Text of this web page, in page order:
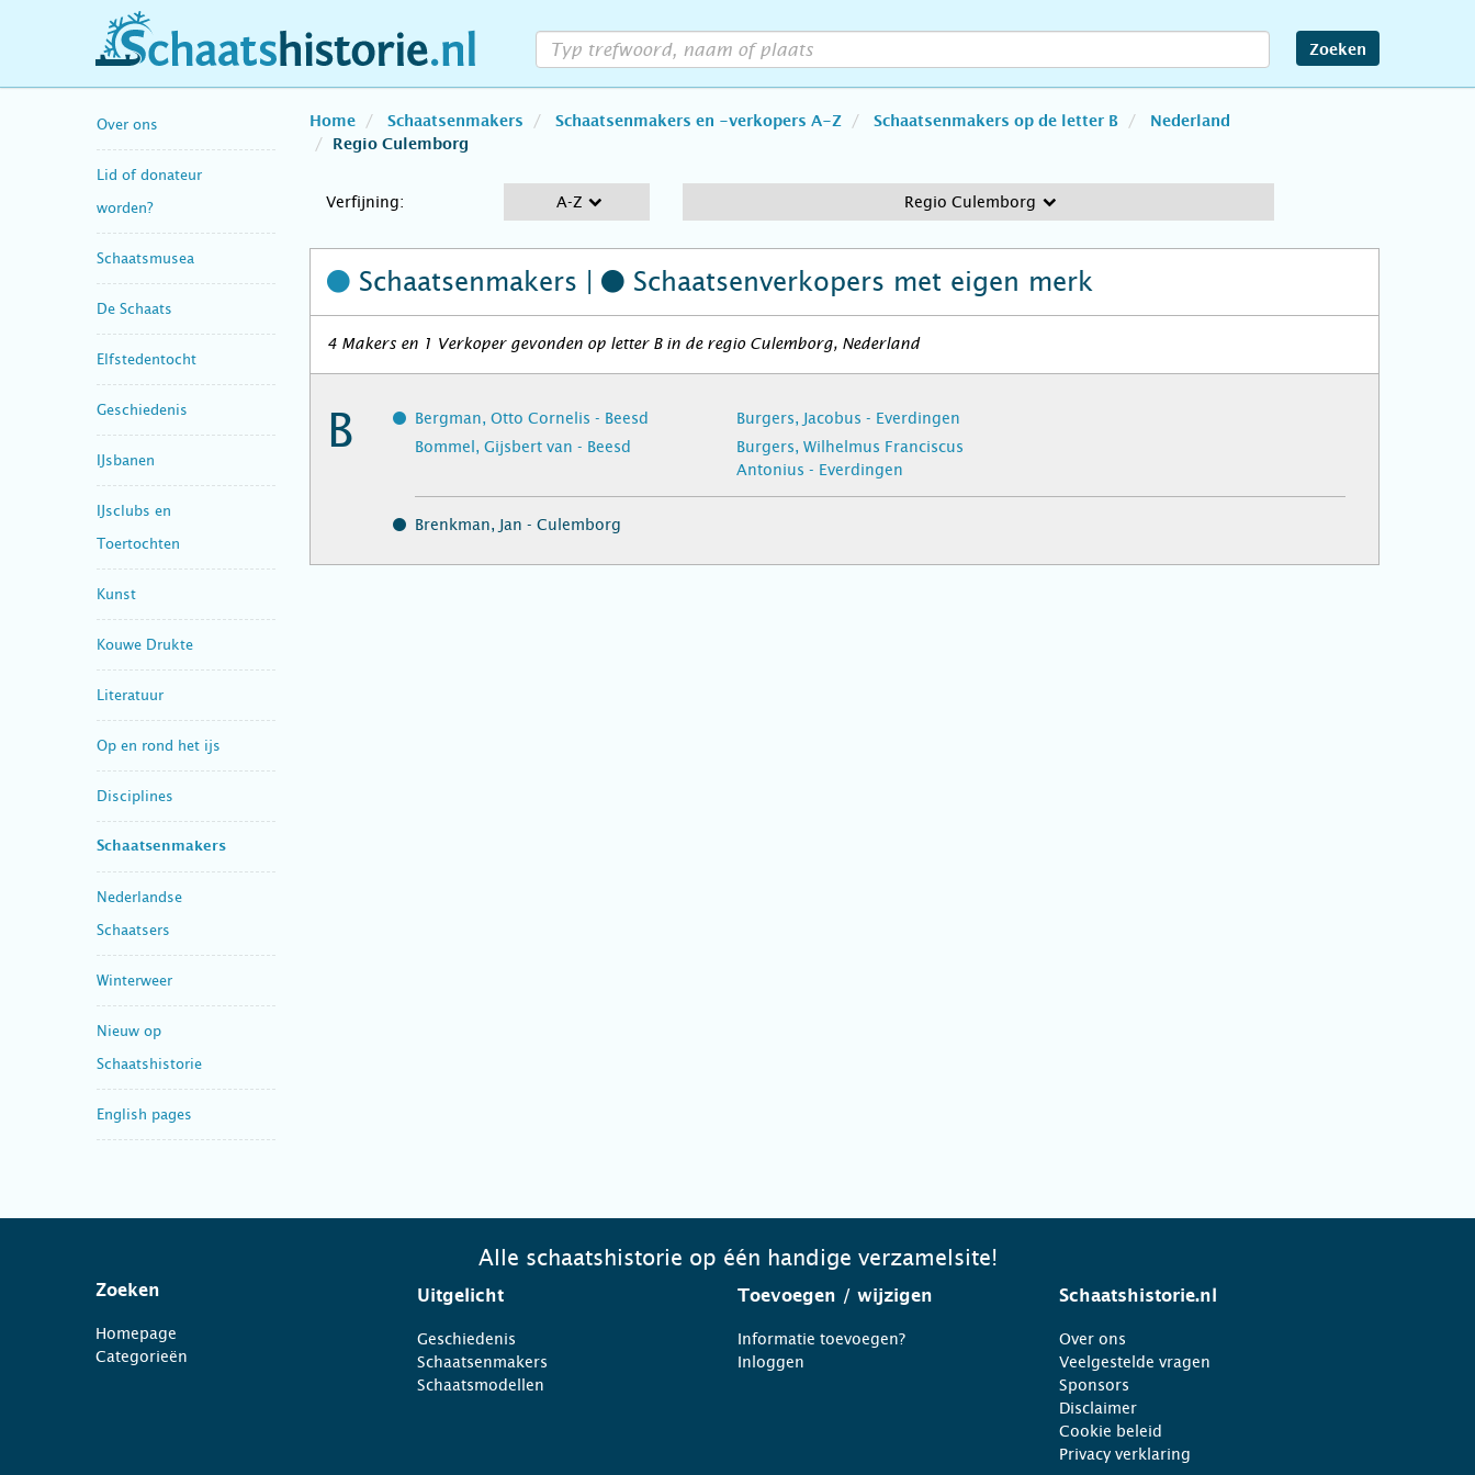
schaatshistorie.nl Zoeken
Over ons
Lid of donateur
worden?
Schaatsmusea
De Schaats
Elfstedentocht
Geschiedenis
IJsbanen
IJsclubs en
Toertochten
Kunst
Kouwe Drukte
Literatuur
Op en rond het ijs
Disciplines
Schaatsenmakers
Nederlandse
Schaatsers
Winterweer
Nieuw op
Schaatshistorie
English pages
Home Schaatsenmakers Schaatsenmakers en -verkopers A-Z Schaatsenmakers op de letter B
Nederland
Regio Culemborg
Verfijning: A-Z Regio Culemborg
Schaatsenmakers | Schaatsenverkopers met eigen merk
4 Makers en 1 Verkoper gevonden op letter B in de regio Culemborg, Nederland
B
Bergman, Otto Cornelis - Beesd
Bommel, Gijsbert van - Beesd
Burgers, Jacobus - Everdingen
Burgers, Wilhelmus Franciscus
Antonius - Everdingen
Brenkman, Jan - Culemborg
Alle schaatshistorie op één handige verzamelsite!
Zoeken
Homepage
Categorieën
Uitgelicht
Geschiedenis
Schaatsenmakers
Schaatsmodellen
Toevoegen / wijzigen
Informatie toevoegen?
Inloggen
Schaatshistorie.nl
Over ons
Veelgestelde vragen
Sponsors
Disclaimer
Cookie beleid
Privacy verklaring